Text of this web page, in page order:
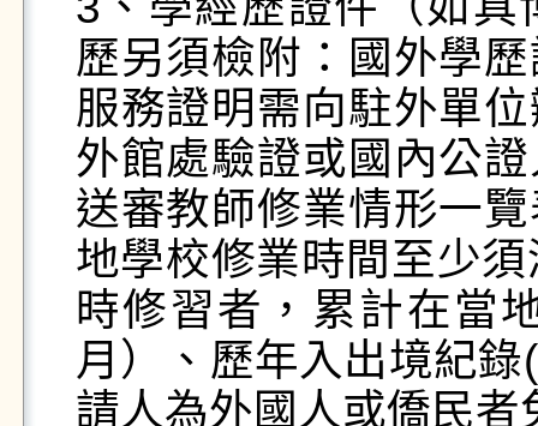
歷另須檢附：國外學
服務證明需向駐外單
外館處驗證或國內公
送審教師修業情形一
地學校修業時間至少
時修習者，累計在當
月）、歷年入出境紀
請人為外國人或僑民者